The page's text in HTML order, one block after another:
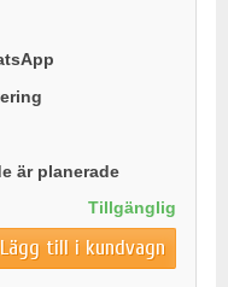
är planerade
Tillgänglig
Lägg till i kundvagn